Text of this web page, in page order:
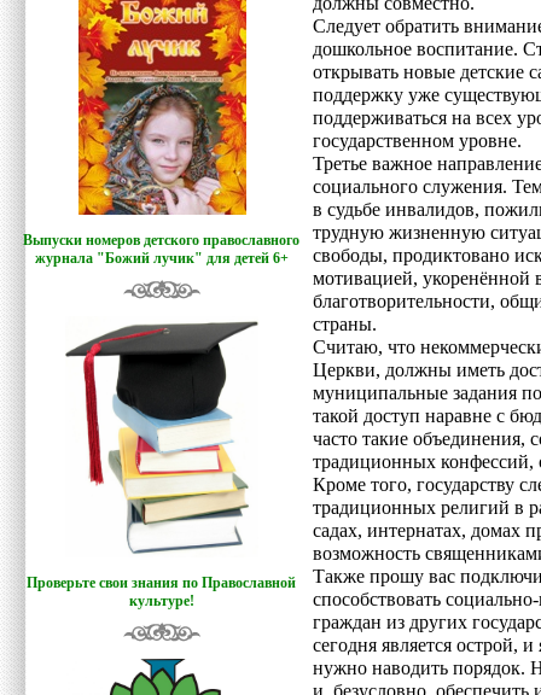
Выпуски номеров детского православного
журнала "Божий лучик" для детей 6+
Проверьте свои знания по Православной
культуре!
Следует обратить
дошкольное воспитание.
открывать новые детские
поддержку уже
поддерживаться на всех
государственном уровне.
Третье важное
социального служения.
в судьбе инвалидов,
трудную жизненную
свободы, продиктовано
мотивацией, укоренённой
благотворительности,
страны.
Считаю, что
Церкви, должны иметь
муниципальные задания
такой доступ наравне с
часто такие
традиционных конфессий,
Кроме того, государству
традиционных религий в
садах, интернатах, домах
возможность
Также прошу вас
способствовать
граждан из других
сегодня является острой,
нужно наводить